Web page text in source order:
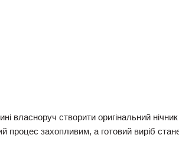
власноруч створити оригінальний
процес захопливим, а готовий виріб